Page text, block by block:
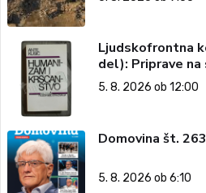
Ljudskofrontna
del): Priprave
dvorska opozicija
Revija 2000 in
5. 8. 2026 ob 12:00
Domovina št.
5. 8. 2026 ob 6:10